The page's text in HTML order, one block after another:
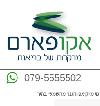
079-5555502
מייק-אפ והגנה מהשמש- בהיר